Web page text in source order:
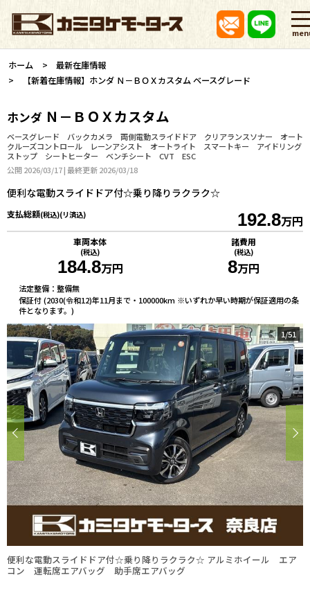
ホーム
最新在庫情報
【新着在庫情報】ホンダ Ｎ－ＢＯＸカスタム ベースグレード
ホンダ Ｎ－ＢＯＸカスタム
ベースグレード バックカメラ 両側電動スライドドア クリアランスソナー オート
クルーズコントロール レーンアシスト オートライト スマートキー アイドリング
ストップ シートヒーター ベンチシート CVT ESC
公開 2026/03/17 | 最終更新 2026/03/18
便利な電動スライドドア付☆乗り降りラクラク☆
支払総額(税込)(リ済込) 192.8万円
車両本体
(税込)
184.8万円
諸費用
(税込)
8万円
法定整備：整備無
保証付 (2030(令和12)年11月まで・100000km ※いずれか早い時期が保証適用の条
件となります。)
便利な電動スライドドア付☆乗り降りラクラク☆ アルミホイール エア
コン 運転席エアバッグ 助手席エアバッグ
1/51